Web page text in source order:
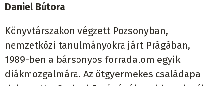
Daniel Bútora
Könyvtárszakon végzett Pozsonyban,
nemzetközi tanulmányokra járt Prágában,
1989-ben a bársonyos forradalom egyik
diákmozgalmára. Az ötgyermekes családapa